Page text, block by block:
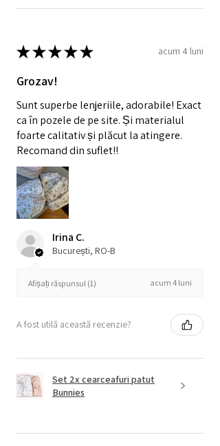
★★★★★ acum 4 luni
Grozav!
Sunt superbe lenjeriile, adorabile! Exact
ca în pozele de pe site. Și materialul
foarte calitativ și plăcut la atingere.
Recomand din suflet!!
Irina C.
București, RO-B
Afișați răspunsul (1) acum 4 luni
A fost utilă această recenzie?
Set 2x cearceafuri patut
Bunnies